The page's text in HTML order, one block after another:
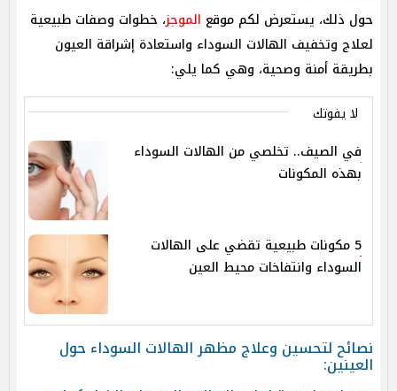
حول ذلك، يستعرض لكم موقع الموجز، خطوات وصفات طبيعية
لعلاج وتخفيف الهالات السوداء واستعادة إشراقة العيون
بطريقة أمنة وصحية، وهي كما يلي:
لا يفوتك
في الصيف.. تخلصي من الهالات السوداء
بهذه المكونات
5 مكونات طبيعية تقضي على الهالات
السوداء وانتفاخات محيط العين
نصائح لتحسين وعلاج مظهر الهالات السوداء حول
العينين: